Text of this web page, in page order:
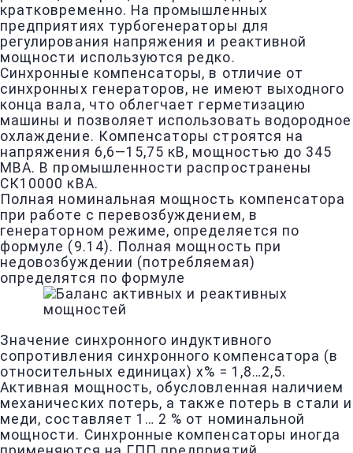
кратковременно. На промышленных
предприятиях турбогенераторы для
регулирования напряжения и реактивной
мощности используются редко.
Синхронные компенсаторы, в отличие от
синхронных генераторов, не имеют выходного
конца вала, что облегчает герметизацию
машины и позволяет использовать водородное
охлаждение. Компенсаторы строятся на
напряжения 6,6—15,75 кВ, мощностью до 345
MBА. В промышленности распространены
СК10000 кВА.
Полная номинальная мощность компенсатора
при работе с перевозбуждением, в
генераторном режиме, определяется по
формуле (9.14). Полная мощность при
недовозбуждении (потребляемая)
определятся по формуле
Значение синхронного индуктивного
сопротивления синхронного компенсатора (в
относительных единицах) х% = 1,8…2,5.
Активная мощность, обусловленная наличием
механических потерь, а также потерь в стали и
меди, составляет 1… 2 % от номинальной
мощности. Синхронные компенсаторы иногда